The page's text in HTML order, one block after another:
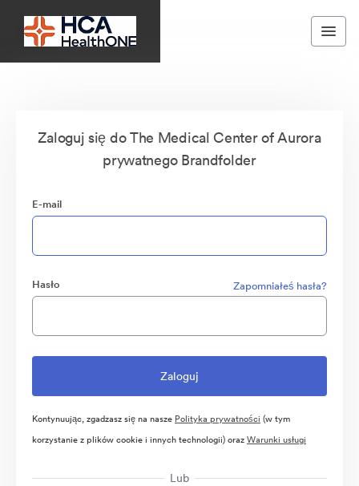
Zaloguj się do The Medical Center of Aurora
prywatnego Brandfolder
E-mail
Hasło Zapomniałeś hasła?
Kontynuując, zgadzasz się na nasze Polityka prywatności (w tym
korzystanie z plików cookie i innych technologii) orazWarunki usługi
Lub